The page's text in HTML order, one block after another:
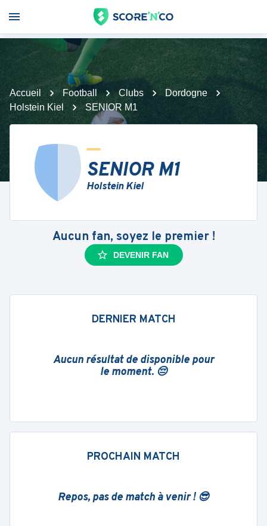
Accueil Football Clubs
Dordogne
Holstein Kiel
SENIOR M1
SENIOR M1
Holstein Kiel
Aucun fan, soyez le premier !
DEVENIR FAN
DERNIER MATCH
Aucun résultat de disponible pour
le moment. 😔
PROCHAIN MATCH
Repos, pas de match à venir ! 😎